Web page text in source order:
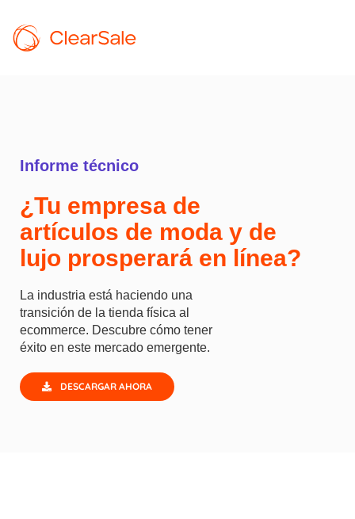
Informe técnico
¿Tu empresa de
artículos de moda y de
lujo prosperará en línea?
La industria está haciendo una
transición de la tienda física al
ecommerce. Descubre cómo tener
éxito en este mercado emergente.
DESCARGAR AHORA